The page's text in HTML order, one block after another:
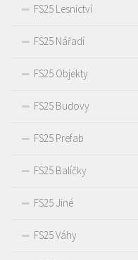
FS25 Lesnictví
FS25 Nářadí
FS25 Objekty
FS25 Budovy
FS25 Prefab
FS25 Balíčky
FS25 Jiné
FS25 Váhy